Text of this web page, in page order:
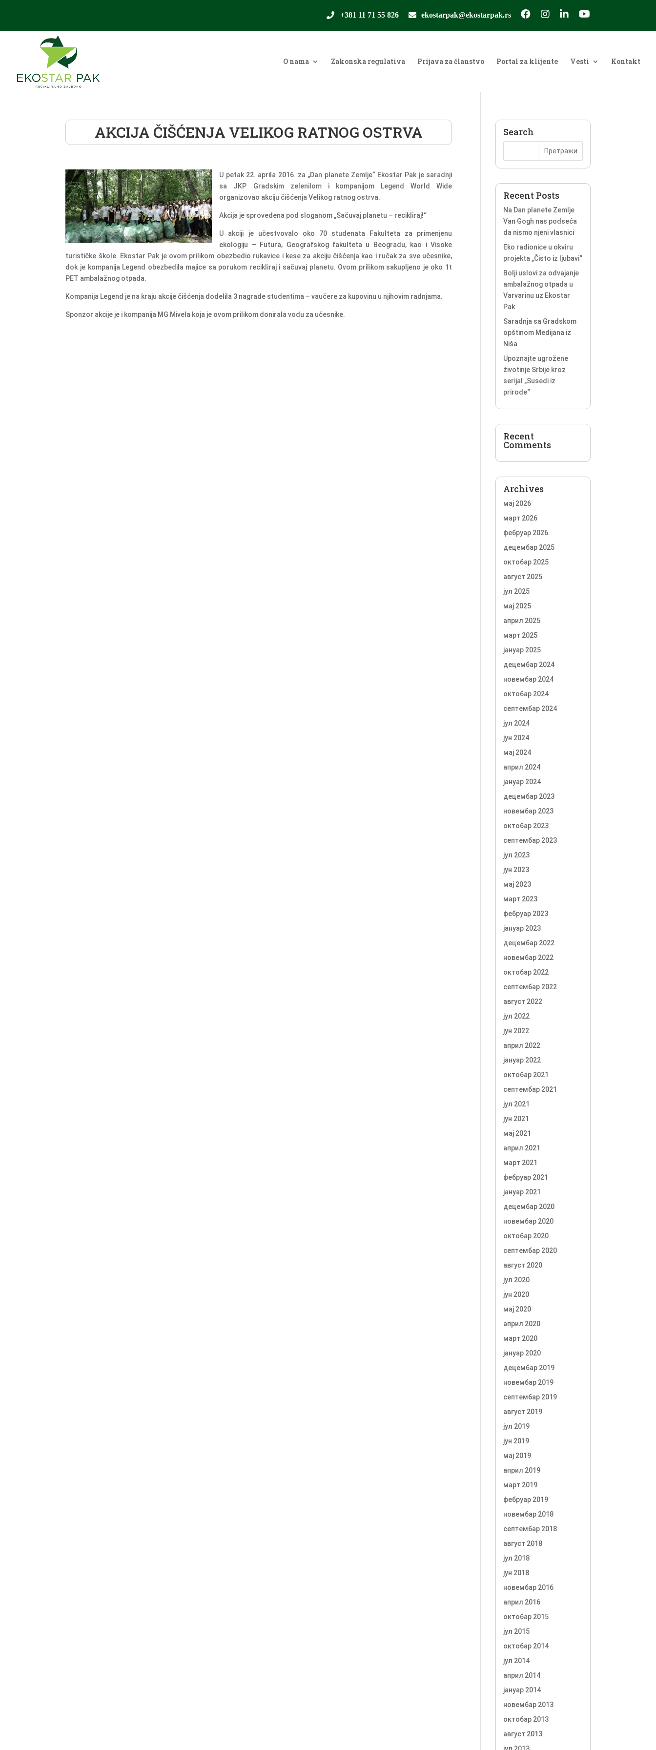
+381 11 71 55 826 ekostarpak@ekostarpak.rs
O nama Zakonska regulativa Prijava za članstvo Portal za klijente Vesti Kontakt
AKCIJA ČIŠĆENJA VELIKOG RATNOG OSTRVA
U petak 22. aprila 2016. za „Dan planete Zemlje“ Ekostar Pak je saradnji
sa JKP Gradskim zelenilom i kompanijom Legend World Wide
organizovao akciju čišćenja Velikog ratnog ostrva.
Akcija je sprovedena pod sloganom „Sačuvaj planetu – recikliraj!“
U akciji je učestvovalo oko 70 studenata Fakulteta za primenjenu
ekologiju – Futura, Geografskog fakulteta u Beogradu, kao i Visoke
turističke škole. Ekostar Pak je ovom prilikom obezbedio rukavice i kese za akciju čišćenja kao i ručak za sve učesnike,
dok je kompanija Legend obezbedila majice sa porukom recikliraj i sačuvaj planetu. Ovom prilikom sakupljeno je oko 1t
PET ambalažnog otpada.
Kompanija Legend je na kraju akcije čišćenja dodelila 3 nagrade studentima – vaučere za kupovinu u njihovim radnjama.
Sponzor akcije je i kompanija MG Mivela koja je ovom prilikom donirala vodu za učesnike.
Search
Recent Posts
Na Dan planete Zemlje
Van Gogh nas podseća
da nismo njeni vlasnici
Eko radionice u okviru
projekta „Čisto iz ljubavi“
Bolji uslovi za odvajanje
ambalažnog otpada u
Varvarinu uz Ekostar
Pak
Saradnja sa Gradskom
opštinom Medijana iz
Niša
Upoznajte ugrožene
životinje Srbije kroz
serijal „Susedi iz
prirode“
Recent
Comments
Archives
мај 2026
март 2026
фебруар 2026
децембар 2025
октобар 2025
август 2025
јул 2025
мај 2025
април 2025
март 2025
јануар 2025
децембар 2024
новембар 2024
октобар 2024
септембар 2024
јул 2024
јун 2024
мај 2024
април 2024
јануар 2024
децембар 2023
новембар 2023
октобар 2023
септембар 2023
јул 2023
јун 2023
мај 2023
март 2023
фебруар 2023
јануар 2023
децембар 2022
новембар 2022
октобар 2022
септембар 2022
август 2022
јул 2022
јун 2022
април 2022
јануар 2022
октобар 2021
септембар 2021
јул 2021
јун 2021
мај 2021
април 2021
март 2021
фебруар 2021
јануар 2021
децембар 2020
новембар 2020
октобар 2020
септембар 2020
август 2020
јул 2020
јун 2020
мај 2020
април 2020
март 2020
јануар 2020
децембар 2019
новембар 2019
септембар 2019
август 2019
јул 2019
јун 2019
мај 2019
април 2019
март 2019
фебруар 2019
новембар 2018
септембар 2018
август 2018
јул 2018
јун 2018
новембар 2016
април 2016
октобар 2015
јул 2015
октобар 2014
јул 2014
април 2014
јануар 2014
новембар 2013
октобар 2013
август 2013